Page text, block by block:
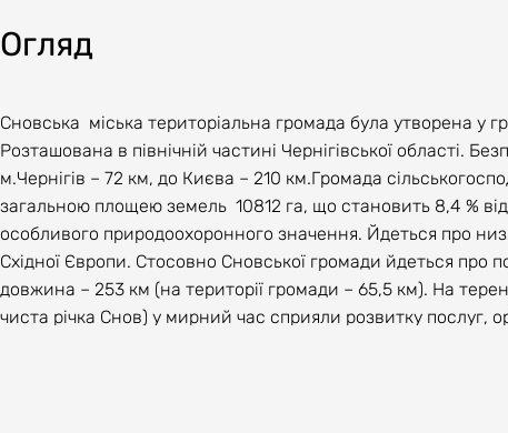
Огляд
Сновська міська територіальна громада була утворена у
Розташована в північній частині Чернігівської області.
м.Чернігів – 72 км, до Києва – 210 км.Громада
загальною площею земель 10812 га, що становить 8,4 %
особливого природоохоронного значення. Йдеться про
Східної Європи. Стосовно Сновської громади йдеться
довжина – 253 км (на території громади – 65,5 км). На
чиста річка Снов) у мирний час сприяли розвитку послуг,
заклад – Вище професійне училище лісового
працюють над відновленням і розвитком громади